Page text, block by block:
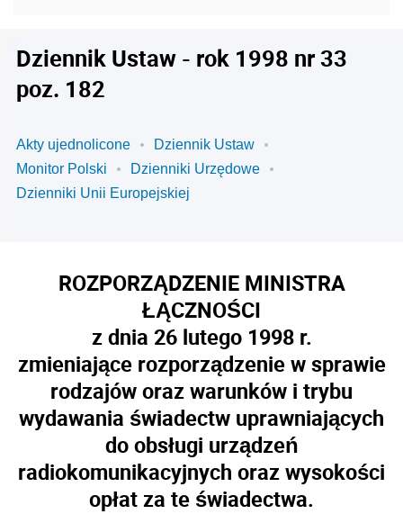
Dziennik Ustaw - rok 1998 nr 33
poz. 182
Akty ujednolicone
Dziennik Ustaw
Monitor Polski
Dzienniki Urzędowe
Dzienniki Unii Europejskiej
ROZPORZĄDZENIE MINISTRA
ŁĄCZNOŚCI
z dnia 26 lutego 1998 r.
zmieniające rozporządzenie w sprawie
rodzajów oraz warunków i trybu
wydawania świadectw uprawniających
do obsługi urządzeń
radiokomunikacyjnych oraz wysokości
opłat za te świadectwa.